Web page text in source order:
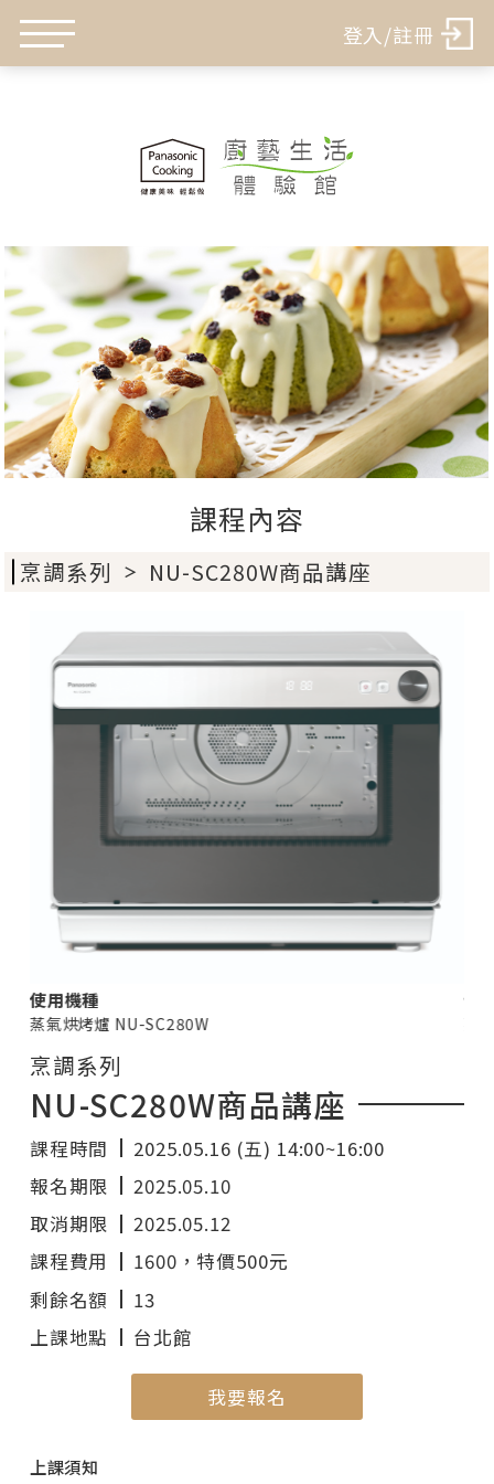
登入/註冊
課程內容
烹調系列 ＞ NU-SC280W商品講座
使用機種
蒸氣烘烤爐 NU-SC280W
烹調系列
NU-SC280W商品講座
課程時間
2025.05.16 (五) 14:00~16:00
報名期限
2025.05.10
取消期限
2025.05.12
課程費用
1600 ，特價500元
剩餘名額
13
上課地點
台北館
我要報名
上課須知